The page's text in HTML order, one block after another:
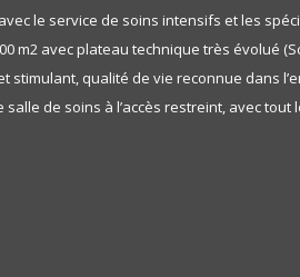
le service de soins intensifs et les
avec plateau technique très évolué
qualité de vie reconnue dans
de soins à l’accès restreint, avec